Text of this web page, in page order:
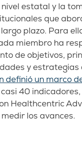
estatal y la
que
plazo. Para
miembro ha
de objetivos,
y estrategias
definió un marco
40 indicadores,
Healthcentric
los avances.